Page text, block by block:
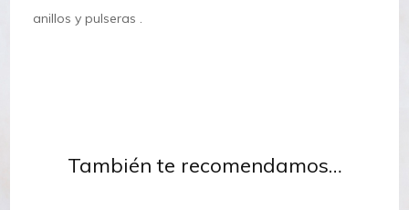
anillos y pulseras .
También te recomendamos…